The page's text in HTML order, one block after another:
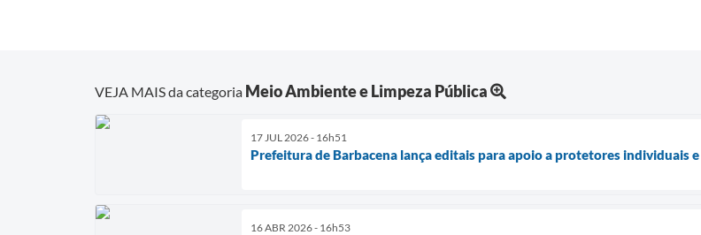
VEJA MAIS da categoria Meio Ambiente e Limpeza Pública
17 JUL 2026 - 16h51
Prefeitura de Barbacena lança editais para apoio a protetores individuais e
16 ABR 2026 - 16h53